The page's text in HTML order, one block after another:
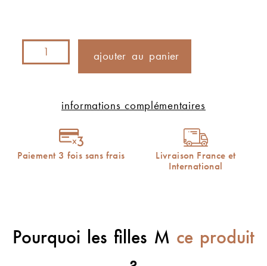
ajouter au panier
informations complémentaires
Paiement 3 fois sans frais
Livraison France et
International
Pourquoi les filles M ce produit